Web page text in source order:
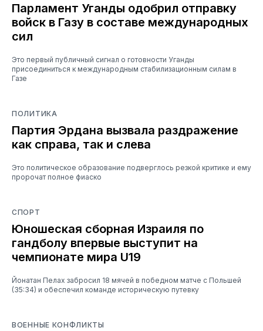
Парламент Уганды одобрил отправку
войск в Газу в составе международных
сил
Это первый публичный сигнал о готовности Уганды
присоединиться к международным стабилизационным силам в
Газе
ПОЛИТИКА
Партия Эрдана вызвала раздражение
как справа, так и слева
Это политическое образование подверглось резкой критике и ему
пророчат полное фиаско
СПОРТ
Юношеская сборная Израиля по
гандболу впервые выступит на
чемпионате мира U19
Йонатан Пелах забросил 18 мячей в победном матче с Польшей
(35:34) и обеспечил команде историческую путевку
ВОЕННЫЕ КОНФЛИКТЫ